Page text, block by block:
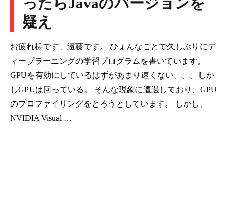
疑え
お疲れ様です、遠藤です。 ひょんなことで久しぶりにデ
ィープラーニングの学習プログラムを書いています。
GPUを有効にしているはずがあまり速くない。。。しか
しGPUは回っている。 そんな現象に遭遇しており、GPU
のプロファイリングをとろうとしています。 しかし、
NVIDIA Visual …